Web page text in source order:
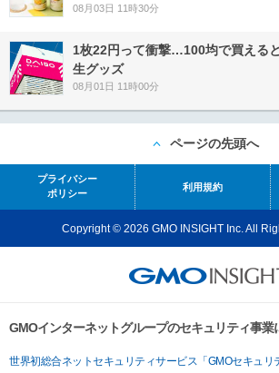
08月03日 11時30分
1枚22円って衝撃…100均で買える
生グッズ
08月01日 11時00分
ページの先頭へ
プライバシー
ポリシー
利用規約
Copyright © 2026 GMO INSIGHT Inc. All
GMOインターネットグループのセキュリティ事業
世界初総合ネットセキュリティサービス「GMOセキュリ